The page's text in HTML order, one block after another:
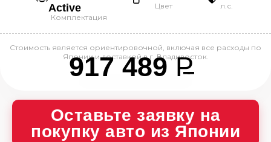
Active
Комплектация
Цвет л.с.
Стоимость является ориентировочной, включая все расходы по
Японии и доставкой в г. Владивосток.
917 489P
--
Оставьте заявку на
покупку авто из Японии